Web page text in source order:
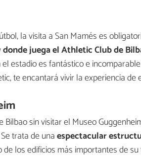
la visita a San Mamés es
donde juega el Athletic Club de
estadio es fantástico e
te encantará vivir la experiencia de
sin visitar el Museo
trata de unaespectacular
los edificios más importantes de su